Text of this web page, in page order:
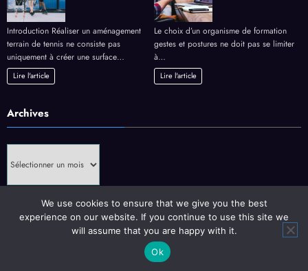
Introduction Réaliser un aménagement
terrain de tennis ne consiste pas
uniquement à créer une surface…
Lire l'article
Le choix d’un organisme de formation
gestes et postures ne doit pas se limiter
à…
Lire l'article
Archives
Mentions Légales
Contact
WordPress Thème 2026 | Powered By
We use cookies to ensure that we give you the best
experience on our website. If you continue to use this site we
will assume that you are happy with it.
Ok